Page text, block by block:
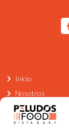
Inicio
Nosotros
Blog
Contacto